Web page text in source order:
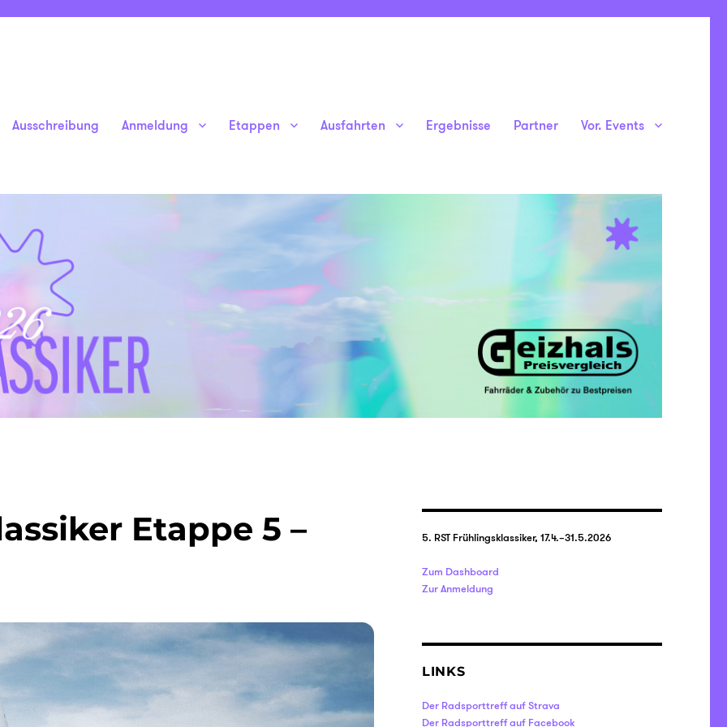
Ausschreibung Anmeldung Etappen Ausfahrten Ergebnisse Partner Vor. Events
Etappe 5 –
5. RST Frühlingsklassiker, 17.4.–31.5.2026
Zum Dashboard
Zur Anmeldung
LINKS
Der Radsporttreff auf Strava
Der Radsporttreff auf Facebook